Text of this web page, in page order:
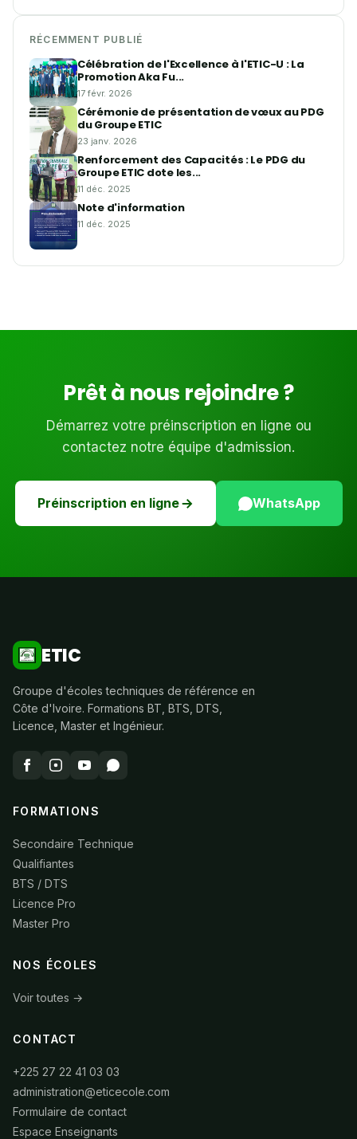
RÉCEMMENT PUBLIÉ
Célébration de l'Excellence à l'ETIC-U : La
Promotion Aka Fu...
17 févr. 2026
Cérémonie de présentation de vœux au PDG
du Groupe ETIC
23 janv. 2026
Renforcement des Capacités : Le PDG du
Groupe ETIC dote les...
11 déc. 2025
Note d'information
11 déc. 2025
Prêt à nous rejoindre ?
Démarrez votre préinscription en ligne ou
contactez notre équipe d'admission.
Préinscription en ligne WhatsApp
ETIC
Groupe d'écoles techniques de référence en
Côte d'Ivoire. Formations BT, BTS, DTS,
Licence, Master et Ingénieur.
FORMATIONS
Secondaire Technique
Qualifiantes
BTS / DTS
Licence Pro
Master Pro
NOS ÉCOLES
Voir toutes →
CONTACT
+225 27 22 41 03 03
administration@eticecole.com
Formulaire de contact
Espace Enseignants